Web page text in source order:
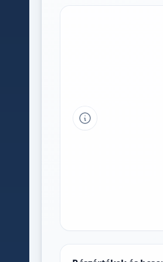
Tipp a grafikon